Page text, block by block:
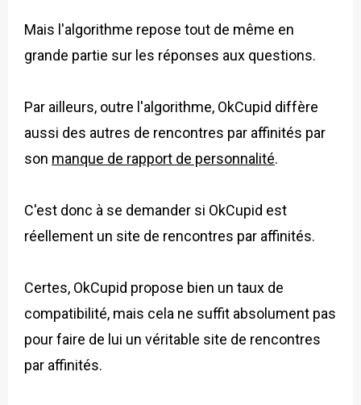
Mais l'algorithme repose tout de même en
grande partie sur les réponses aux questions.
Par ailleurs, outre l'algorithme, OkCupid diffère
aussi des autres de rencontres par affinités par
son manque de rapport de personnalité.
C'est donc à se demander si OkCupid est
réellement un site de rencontres par affinités.
Certes, OkCupid propose bien un taux de
compatibilité, mais cela ne suffit absolument pas
pour faire de lui un véritable site de rencontres
par affinités.